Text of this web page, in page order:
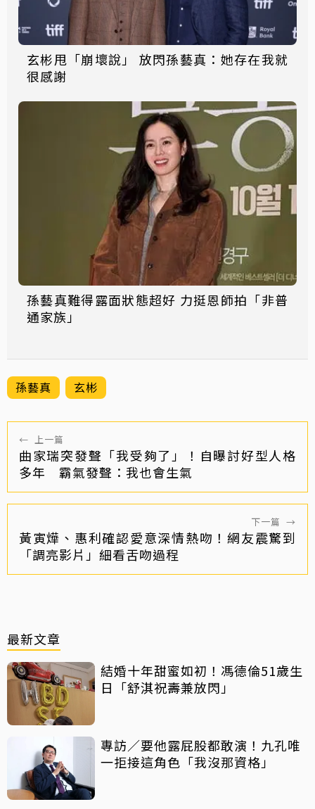
玄彬甩「崩壞說」 放閃孫藝真：她存在我就
很感謝
孫藝真難得露面狀態超好 力挺恩師拍「非普
通家族」
孫藝真 玄彬
← 上一篇
曲家瑞突發聲「我受夠了」！自曝討好型人格
多年 霸氣發聲：我也會生氣
下一篇 →
黃寅燁、惠利確認愛意深情熱吻！網友震驚到
「調亮影片」細看舌吻過程
最新文章
結婚十年甜蜜如初！馮德倫51歲生
日「舒淇祝壽兼放閃」
專訪／要他露屁股都敢演！九孔唯
一拒接這角色「我沒那資格」